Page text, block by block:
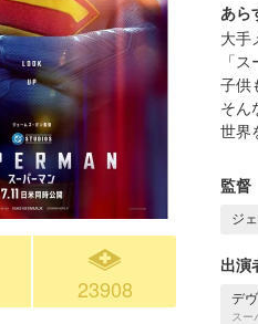
23908
あら
大手
「
子供
そん
世界
監督
ジ
出演
デ
スー